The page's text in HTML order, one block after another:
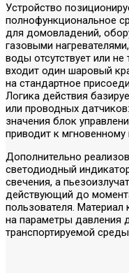
Устройство
полнофункциональное
для домовладений,
газовыми
воды отсутствует или
входит один шаровый
на стандартное
Логика действия
или проводных
значения блок
приводит к
Дополнительно
светодиодный
свечения, а
действующий до
пользователя. Материал
на параметры давления
транспортируемой